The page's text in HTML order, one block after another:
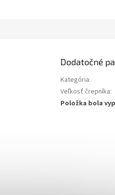
Dodatočné
Kategória:
Veľkosť črepníka:
Položka bola